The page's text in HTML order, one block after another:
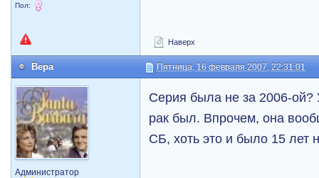
Пол:
Наверх
Вера Пятница, 16 февраля 2007, 22:31:01
Администратор
Серия была не за 2006-
рак был. Впрочем, она
СБ, хоть это и было 15 лет